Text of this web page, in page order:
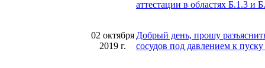
аттестации в областях Б.1.3 и
02 октября
2019 г.
Добрый день, прошу
сосудов под давлением к